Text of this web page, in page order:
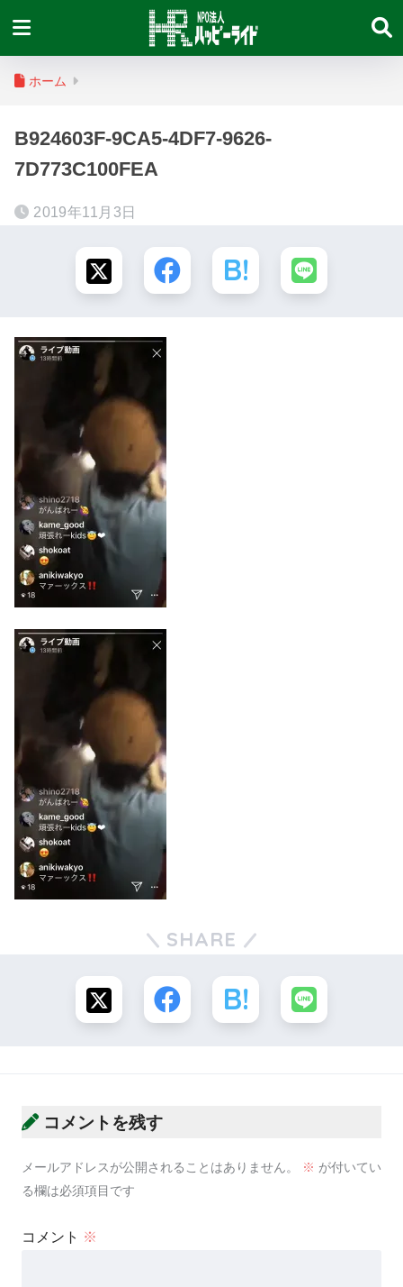
ホーム
B924603F-9CA5-4DF7-9626-
7D773C100FEA
2019年11月3日
SHARE
コメントを残す
メールアドレスが公開されることはありません。 ※ が付いてい
る欄は必須項目です
コメント ※